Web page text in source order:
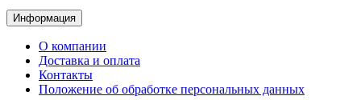
Информация
О компании
Доставка и оплата
Контакты
Положение об обработке персональных данных